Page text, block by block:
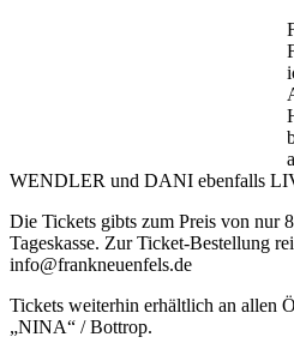
WENDLER und DANI ebenfalls
Die Tickets gibts zum Preis von nur
Tageskasse. Zur Ticket-Bestellung
info@frankneuenfels.de
Tickets weiterhin erhältlich an allen
„NINA“ / Bottrop.